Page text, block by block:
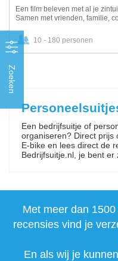
Zoeken
Een film beleven met al je
Samen met vrienden, familie,
10 - 180 personen
Een bedrijfsuitje of
organiseren? Direct prijs
E-bike en lees direct de
Bedrijfsuitje.nl, je bent er
Met meer dan
recensies vind je
En als wij je